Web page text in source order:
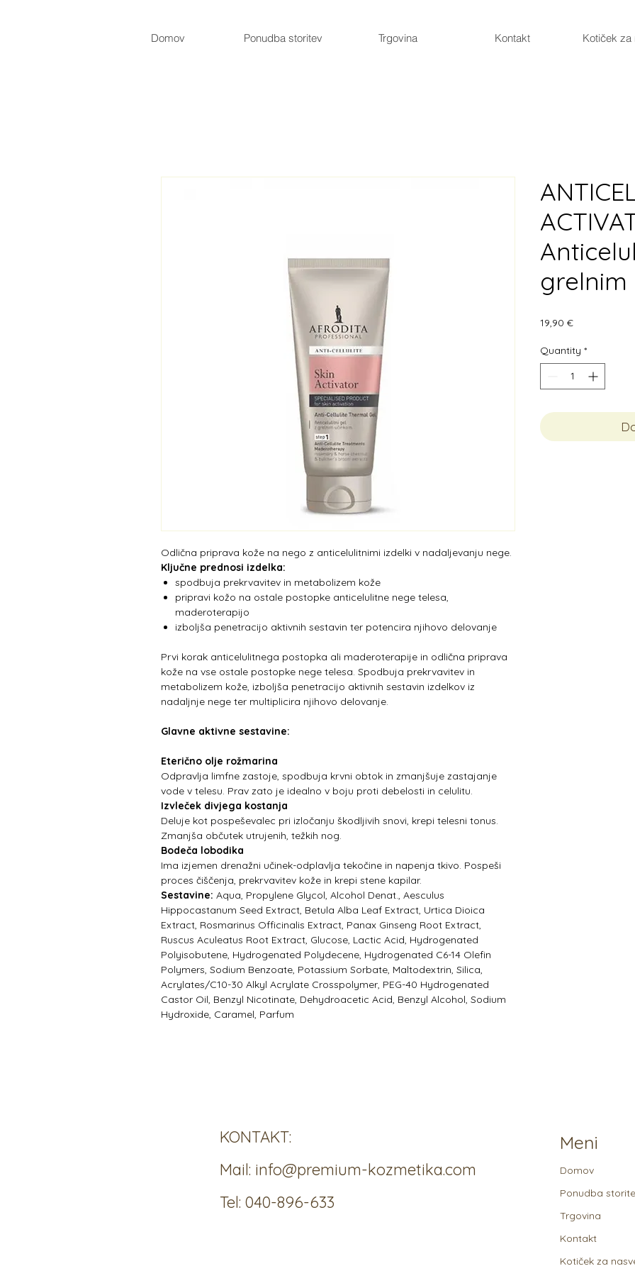
Domov Ponudba storitev Trgovina Kontakt Kotiček za
Odlična priprava kože na nego z anticelulitnimi izdelki v nadaljevanju nege.
Ključne prednosi izdelka:
spodbuja prekrvavitev in metabolizem kože
pripravi kožo na ostale postopke anticelulitne nege telesa,
maderoterapijo
izboljša penetracijo aktivnih sestavin ter potencira njihovo delovanje
Prvi korak anticelulitnega postopka ali maderoterapije in odlična priprava
kože na vse ostale postopke nege telesa. Spodbuja prekrvavitev in
metabolizem kože, izboljša penetracijo aktivnih sestavin izdelkov iz
nadaljnje nege ter multiplicira njihovo delovanje.
Glavne aktivne sestavine:
Eterično olje rožmarina
Odpravlja limfne zastoje, spodbuja krvni obtok in zmanjšuje zastajanje
vode v telesu. Prav zato je idealno v boju proti debelosti in celulitu.
Izvleček divjega kostanja
Deluje kot pospeševalec pri izločanju škodljivih snovi, krepi telesni tonus.
Zmanjša občutek utrujenih, težkih nog.
Bodeča lobodika
Ima izjemen drenažni učinek-odplavlja tekočine in napenja tkivo. Pospeši
proces čiščenja, prekrvavitev kože in krepi stene kapilar.
Sestavine: Aqua, Propylene Glycol, Alcohol Denat., Aesculus
Hippocastanum Seed Extract, Betula Alba Leaf Extract, Urtica Dioica
Extract, Rosmarinus Officinalis Extract, Panax Ginseng Root Extract,
Ruscus Aculeatus Root Extract, Glucose, Lactic Acid, Hydrogenated
Polyisobutene, Hydrogenated Polydecene, Hydrogenated C6-14 Olefin
Polymers, Sodium Benzoate, Potassium Sorbate, Maltodextrin, Silica,
Acrylates/C10-30 Alkyl Acrylate Crosspolymer, PEG-40 Hydrogenated
Castor Oil, Benzyl Nicotinate, Dehydroacetic Acid, Benzyl Alcohol, Sodium
Hydroxide, Caramel, Parfum
grelnim
19,90 €Price
Quantity *
KONTAKT:
Mail: info@premium-kozmetika.com
Tel: 040-896-633
Meni
Domov
Ponudba
Trgovina
Kontakt
Kotiček za